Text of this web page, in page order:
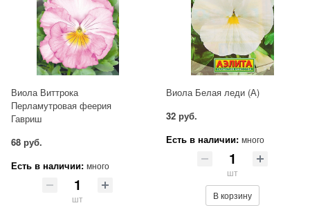
Виола Виттрока
Перламутровая феерия
Гавриш
68 руб.
Есть в наличии: много
шт
Виола Белая леди (А)
32 руб.
Есть в наличии: много
шт
В корзину